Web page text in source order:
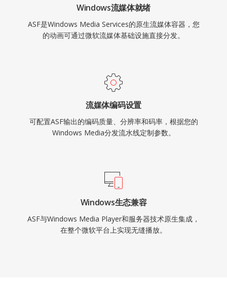
Windows流媒体就绪
ASF是Windows Media Services的原生流媒体容器，您
的动画可通过微软流媒体基础设施直接分发。
流媒体编码设置
可配置ASF输出的编码质量、分辨率和码率，根据您的
Windows Media分发流水线定制参数。
Windows生态兼容
ASF与Windows Media Player和服务器技术原生集成，
在整个微软平台上实现无缝播放。